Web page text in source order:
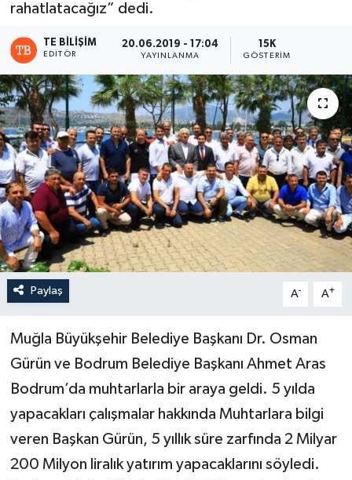
rahatlatacağız” dedi.
TE BILIŞIM
EDITÖR
20.06.2019 - 17:04
YAYINLANMA
15K
GÖSTERIM
Paylaş A- A+
Muğla Büyükşehir Belediye Başkanı Dr. Osman
Gürün ve Bodrum Belediye Başkanı Ahmet Aras
Bodrum’da muhtarlarla bir araya geldi. 5 yılda
yapacakları çalışmalar hakkında Muhtarlara bilgi
veren Başkan Gürün, 5 yıllık süre zarfında 2 Milyar
200 Milyon liralık yatırım yapacaklarını söyledi.